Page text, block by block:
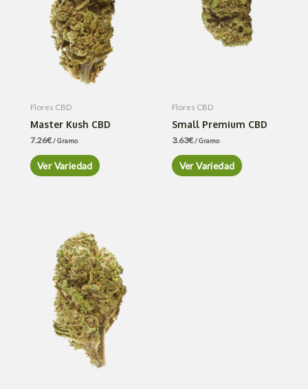
Flores CBD
Master Kush CBD
7.26€/ Gramo
Ver Variedad
Flores CBD
Small Premium CBD
3.63€/ Gramo
Ver Variedad